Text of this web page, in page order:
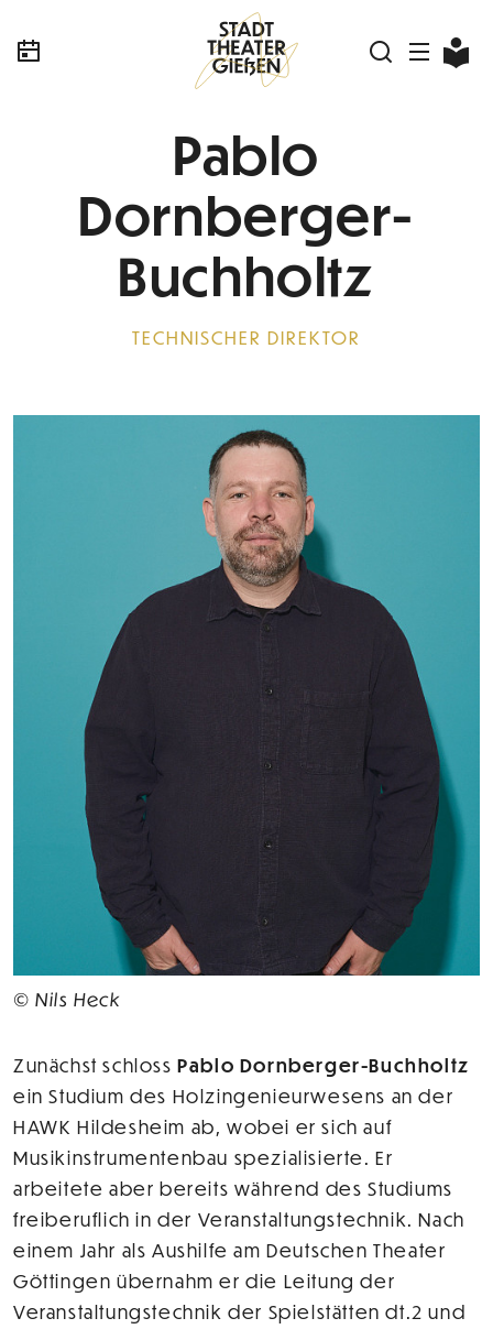
Pablo
Dornberger-
Buchholtz
TECHNISCHER DIREKTOR
© Nils Heck
Zunächst schlossPablo Dornberger-Buchholtz
ein Studium des Holzingenieurwesens an der
HAWK Hildesheim ab, wobei er sich auf
Musikinstrumentenbau spezialisierte. Er
arbeitete aber bereits während des Studiums
freiberuflich in der Veranstaltungstechnik. Nach
einem Jahr als Aushilfe am Deutschen Theater
Göttingen übernahm er die Leitung der
Veranstaltungstechnik der Spielstätten dt.2 und